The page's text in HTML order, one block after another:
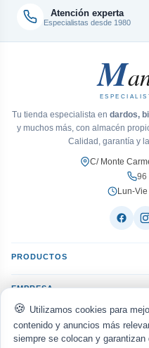
Utilizamos cookies para
contenido y anuncios más
siempre se colocan y
Atención experta
Especialistas desde 1980
M
Tu tienda especialista en dardos,
y muchos más, con almacén
Calidad, garantía y
C/ Monte
96
Lun-
PRODUCTOS
EMPRESA
AYUDA